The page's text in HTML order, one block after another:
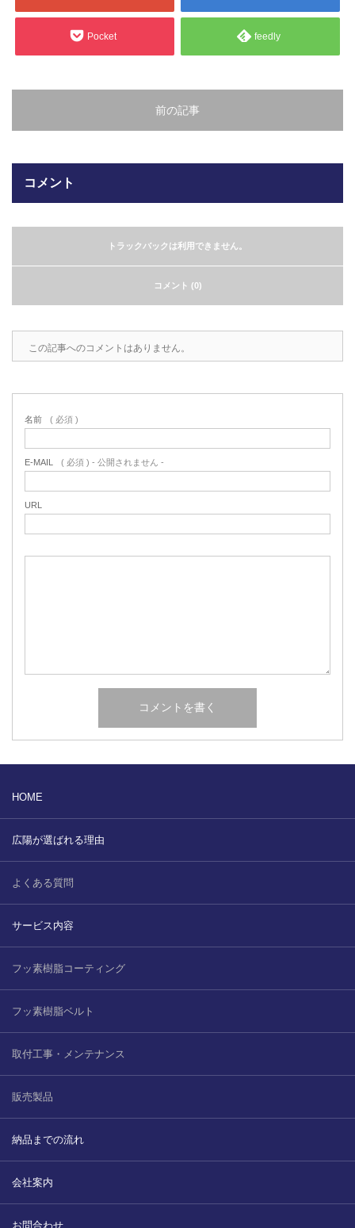
Pocket feedly
前の記事
コメント
トラックバックは利用できません。
コメント (0)
この記事へのコメントはありません。
名前 ( 必須 )
E-MAIL ( 必須 ) - 公開されません -
URL
HOME
広陽が選ばれる理由
よくある質問
サービス内容
フッ素樹脂コーティング
フッ素樹脂ベルト
取付工事・メンテナンス
販売製品
納品までの流れ
会社案内
お問合わせ
カビこんばいカタログ（PDF）
ガラスクロスHT-FLカタログ（PDF）
お問合わせ
トタイプのコンベアーベルトです。ベ
MFテープ剥離試験①内容機材SUS304
を固定し、テスト機材を引張り試験機
今、結露、湿気などの問い合わせが増
が、冷蔵庫、…
印刷塗工工程で溶剤系塗料をご使用の
が発生する…